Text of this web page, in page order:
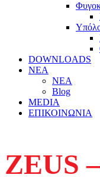
DOWNLOADS
ΝΕΑ
ΝΕΑ
Blog
MEDIA
ΕΠΙΚΟΙΝΩΝΙΑ
ZEUS